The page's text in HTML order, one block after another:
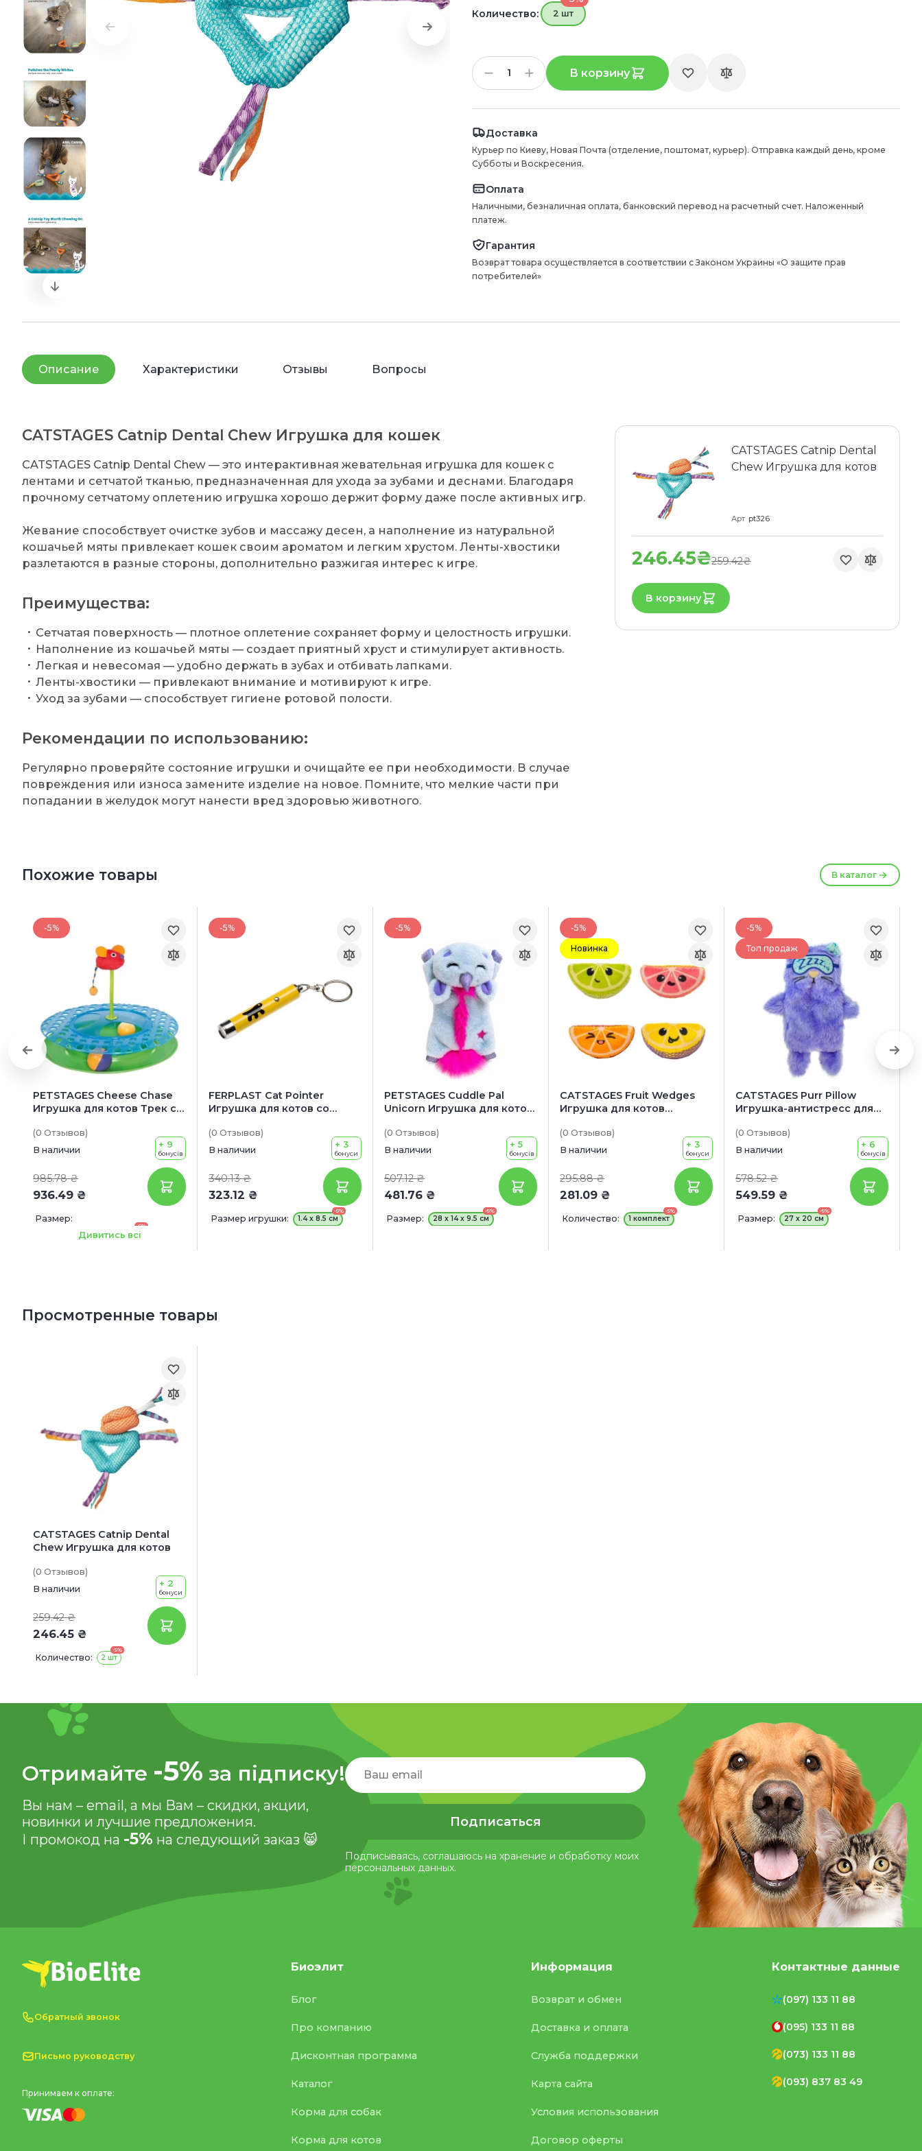
Количество: 2 шт
В корзину
Доставка
Курьер по Киеву, Новая Почта (отделение, поштомат, курьер). Отправка каждый день, кроме
Субботы и Воскресения.
Оплата
Наличными, безналичная оплата, банковский перевод на расчетный счет. Наложенный
платеж.
Гарантия
Возврат товара осуществляется в соответствии с Законом Украины «О защите прав
потребителей»
Описание Характеристики Отзывы Вопросы
CATSTAGES Catnip Dental Chew Игрушка для кошек
CATSTAGES Catnip Dental Chew — это интерактивная жевательная игрушка для кошек с
лентами и сетчатой тканью, предназначенная для ухода за зубами и деснами. Благодаря
прочному сетчатому оплетению игрушка хорошо держит форму даже после активных игр.
Жевание способствует очистке зубов и массажу десен, а наполнение из натуральной
кошачьей мяты привлекает кошек своим ароматом и легким хрустом. Ленты-хвостики
разлетаются в разные стороны, дополнительно разжигая интерес к игре.
Преимущества:
Сетчатая поверхность — плотное оплетение сохраняет форму и целостность игрушки.
Наполнение из кошачьей мяты — создает приятный хруст и стимулирует активность.
Легкая и невесомая — удобно держать в зубах и отбивать лапками.
Ленты-хвостики — привлекают внимание и мотивируют к игре.
Уход за зубами — способствует гигиене ротовой полости.
Рекомендации по использованию:
Регулярно проверяйте состояние игрушки и очищайте ее при необходимости. В случае
повреждения или износа замените изделие на новое. Помните, что мелкие части при
попадании в желудок могут нанести вред здоровью животного.
CATSTAGES Catnip Dental
Chew Игрушка для котов
Арт pt326
246.45₴259.42₴
В корзину
Похожие товары В каталог
-5%
PETSTAGES Cheese Chase
Игрушка для котов Трек с
(0 Отзывов)
В наличии
985.78 ₴
936.49 ₴
+ 9
бонусів
Размер:
-5%
30.5 см x 22.9 см x 30.5 см
Дивитись всі
-5%
FERPLAST Cat Pointer
Игрушка для котов со
(0 Отзывов)
В наличии
340.13 ₴
323.12 ₴
+ 3
бонуси
Размер игрушки:
-5%
1.4 x 8.5 см
-5%
PETSTAGES Cuddle Pal
Unicorn Игрушка для котов
(0 Отзывов)
В наличии
507.12 ₴
481.76 ₴
+ 5
бонусів
Размер:
-5%
28 x 14 x 9.5 см
-5%
Новинка
CATSTAGES Fruit Wedges
Игрушка для котов
(0 Отзывов)
В наличии
295.88 ₴
281.09 ₴
+ 3
бонуси
Количество:
-5%
1 комплект
-5%
Топ продаж
CATSTAGES Purr Pillow
Игрушка-антистресс для
(0 Отзывов)
В наличии
578.52 ₴
549.59 ₴
+ 6
бонусів
Размер:
-5%
27 x 20 см
Просмотренные товары
CATSTAGES Catnip Dental
Chew Игрушка для котов
(0 Отзывов)
В наличии
259.42 ₴
246.45 ₴
+ 2
бонуси
Количество:
-5%
2 шт
Отримайте -5% за підписку!
Вы нам – email, а мы Вам – скидки, акции,
новинки и лучшие предложения.
І промокод на -5% на следующий заказ 😸
Подписаться
Подписываясь, соглашаюсь на хранение и обработку моих
персональных данных.
Обратный звонок
Письмо руководству
Принимаем к оплате:
Биоэлит
Блог
Про компанию
Дисконтная программа
Каталог
Корма для собак
Корма для котов
Информация
Возврат и обмен
Доставка и оплата
Служба поддержки
Карта сайта
Условия использования
Договор оферты
Контактные данные
(097) 133 11 88
(095) 133 11 88
(073) 133 11 88
(093) 837 83 49